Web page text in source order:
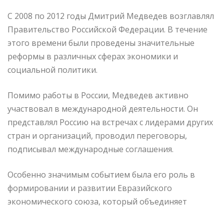
С 2008 по 2012 годы Дмитрий Медведев возглавлял
Правительство Российской Федерации. В течение
этого времени были проведены значительные
реформы в различных сферах экономики и
социальной политики.
Помимо работы в России, Медведев активно
участвовал в международной деятельности. Он
представлял Россию на встречах с лидерами других
стран и организаций, проводил переговоры,
подписывал международные соглашения.
Особенно значимым событием была его роль в
формировании и развитии Евразийского
экономического союза, который объединяет